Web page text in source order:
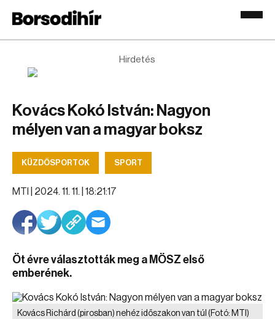
Hirdetés
Kovács Kokó István: Nagyon
mélyen van a magyar boksz
KÜZDŐSPORTOK SPORT
MTI | 2024. 11. 11. | 18:21:17
Öt évre választották meg a MÖSZ első
emberének.
Kovács Richárd (pirosban) nehéz időszakon van túl (Fotó: MTI)